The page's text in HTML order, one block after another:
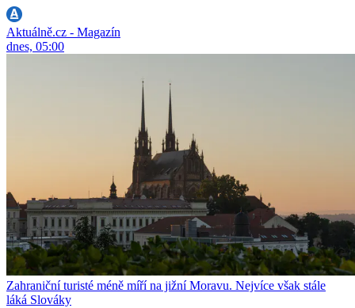
Aktuálně.cz - Magazín
dnes, 05:00
Zahraniční turisté méně míří na jižní Moravu. Nejvíce však stále
láká Slováky